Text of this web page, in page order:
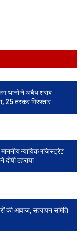
थानो ने अवैध शराब
25 तस्कर गिरफ्तार
न्यायिक मजिस्ट्रेट
ठहराया
की आवाज, सत्यापन समिति